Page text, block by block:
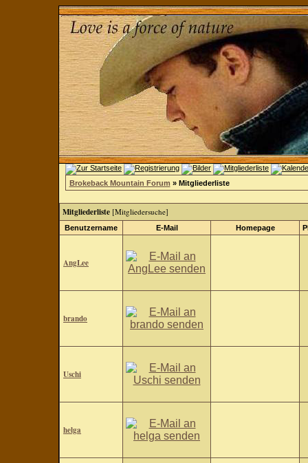
Brokeback Mountain Forum » Mitgliederliste
Mitgliederliste [Mitgliedersuche]
Benutzername E-Mail Homepage
AngLee
brando
Uschi
helga